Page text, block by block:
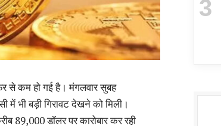
से कम हो गई है। मंगलवार सुबह
में भी बड़ी गिरावट देखने को मिली।
89,000 डॉलर पर कारोबार कर रही